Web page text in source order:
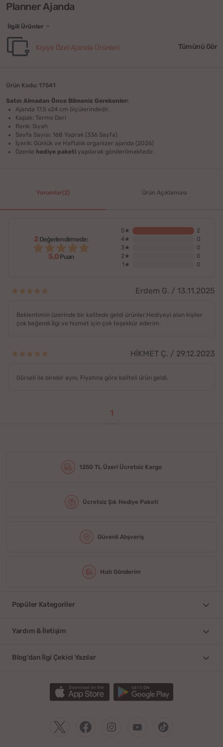
Planner Ajanda
İlgili Ürünler
Kişiye Özel Ajanda Ürünleri Tümünü Gör
Ürün Kodu: 17541
Satın Almadan Önce Bilmeniz Gerekenler:
Ajanda 17,5 x24 cm ölçülerindedir.
Kapak: Termo Deri
Renk: Siyah
Sayfa Sayısı: 168 Yaprak (336 Sayfa)
İçerik: Günlük ve Haftalık organizer ajanda (2026)
Özenle hediye paketi yapılarak gönderilmektedir.
Yorumlar(2) Ürün Açıklaması
2Değerlendirmede:
5,0Puan
5★
2
4★
0
3★
0
2★
0
1★
0
Erdem G. / 13.11.2025
Beklentimin üzerinde bir kalitede geldi ürünler.Hediyeyi alan kişiler
çok beğendi.İlgi ve hizmet için çok teşekkür ederim.
HİKMET Ç. / 29.12.2023
Görseli ile birebir aynı, Fiyatına göre kaliteli ürün geldi.
1
1250 TL Üzeri Ücretsiz Kargo
Ücretsiz Şık Hediye Paketi
Güvenli Alışveriş
Hızlı Gönderim
Popüler Kategoriler
Yardım & İletişim
Blog'dan İlgi Çekici Yazılar